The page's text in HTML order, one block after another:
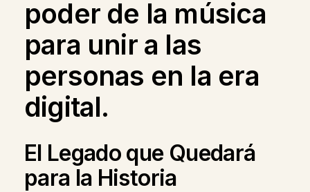
poder de la música
para unir a las
personas en la era
digital.
El Legado que Quedará
para la Historia